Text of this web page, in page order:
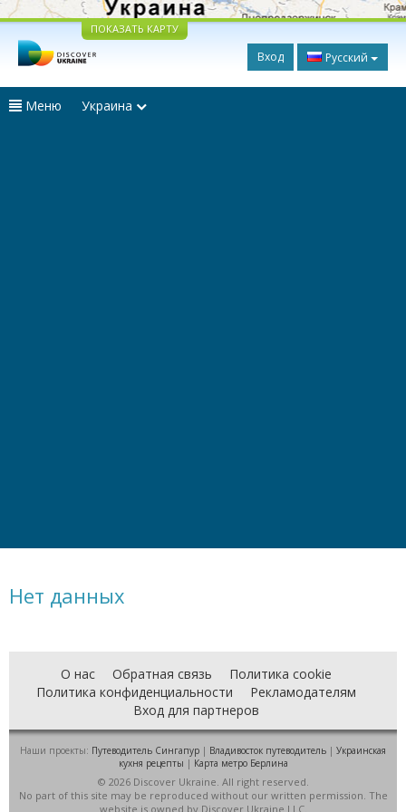
ПОКАЗАТЬ КАРТУ
Вход Русский
Меню Украина
Нет данных
О нас Обратная связь
Политика cookie
Политика конфиденциальности
Рекламодателям
Вход для партнеров
Наши проекты: Путеводитель Сингапур | Владивосток путеводитель | Украинская
кухня рецепты | Карта метро Берлина
© 2026 Discover Ukraine. All right reserved.
No part of this site may be reproduced without our written permission. The
website is owned by Discover Ukraine LLC.